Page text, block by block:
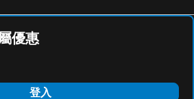
站店
Causeway Bay Metro Station
優惠
登入